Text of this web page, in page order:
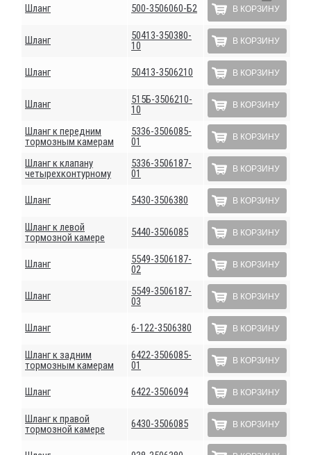
Шланг 500-3506060-Б2 В КОРЗИНУ
Шланг
50413-350380-
10
В КОРЗИНУ
Шланг 50413-3506210 В КОРЗИНУ
Шланг
515Б-3506210-
10
В КОРЗИНУ
Шланг к передним
тормозным камерам
5336-3506085-
01
В КОРЗИНУ
Шланг к клапану
четырехконтурному
5336-3506187-
01
В КОРЗИНУ
Шланг 5430-3506380 В КОРЗИНУ
Шланг к левой
тормозной камере
5440-3506085 В КОРЗИНУ
Шланг
5549-3506187-
02
В КОРЗИНУ
Шланг
5549-3506187-
03
В КОРЗИНУ
Шланг 6-122-3506380 В КОРЗИНУ
Шланг к задним
тормозным камерам
6422-3506085-
01
В КОРЗИНУ
Шланг 6422-3506094 В КОРЗИНУ
Шланг к правой
тормозной камере
6430-3506085 В КОРЗИНУ